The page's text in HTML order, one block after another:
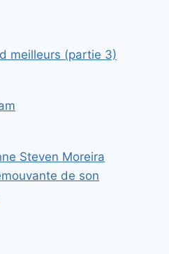
meilleurs (partie 3)
Steven Moreira
de son